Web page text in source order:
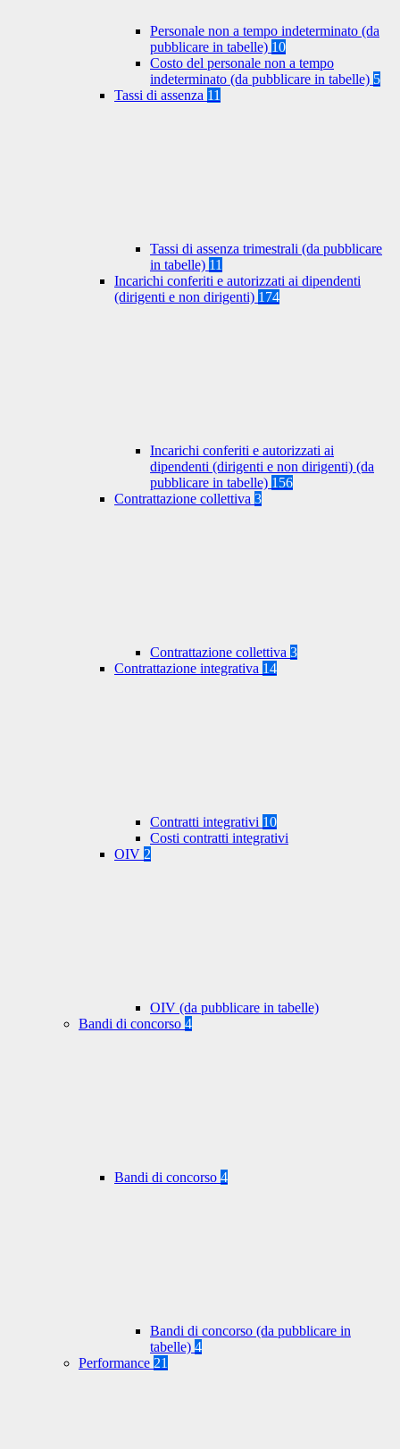
Personale non a tempo indeterminato (da
pubblicare in tabelle) 10
Costo del personale non a tempo
indeterminato (da pubblicare in tabelle) 5
Tassi di assenza 11
Tassi di assenza trimestrali (da pubblicare
in tabelle) 11
Incarichi conferiti e autorizzati ai dipendenti
(dirigenti e non dirigenti) 174
Incarichi conferiti e autorizzati ai
dipendenti (dirigenti e non dirigenti) (da
pubblicare in tabelle) 156
Contrattazione collettiva 3
Contrattazione collettiva 3
Contrattazione integrativa 14
Contratti integrativi 10
Costi contratti integrativi
OIV 2
OIV (da pubblicare in tabelle)
Bandi di concorso 4
Bandi di concorso 4
Bandi di concorso (da pubblicare in
tabelle) 4
Performance 21